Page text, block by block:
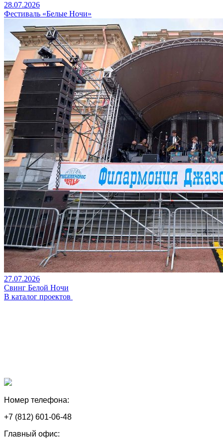
28.07.2026
Фестиваль «Белые Ночи»
27.07.2026
Свинг Белой Ночи
В каталог проектов
Номер телефона:
+7 (812) 601-06-48
Главный офис: